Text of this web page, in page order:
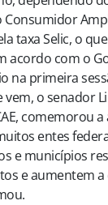
Consumidor
taxa Selic, o
acordo com o
na primeira
o senador
comemorou
entes
e municípios
e aumentem a